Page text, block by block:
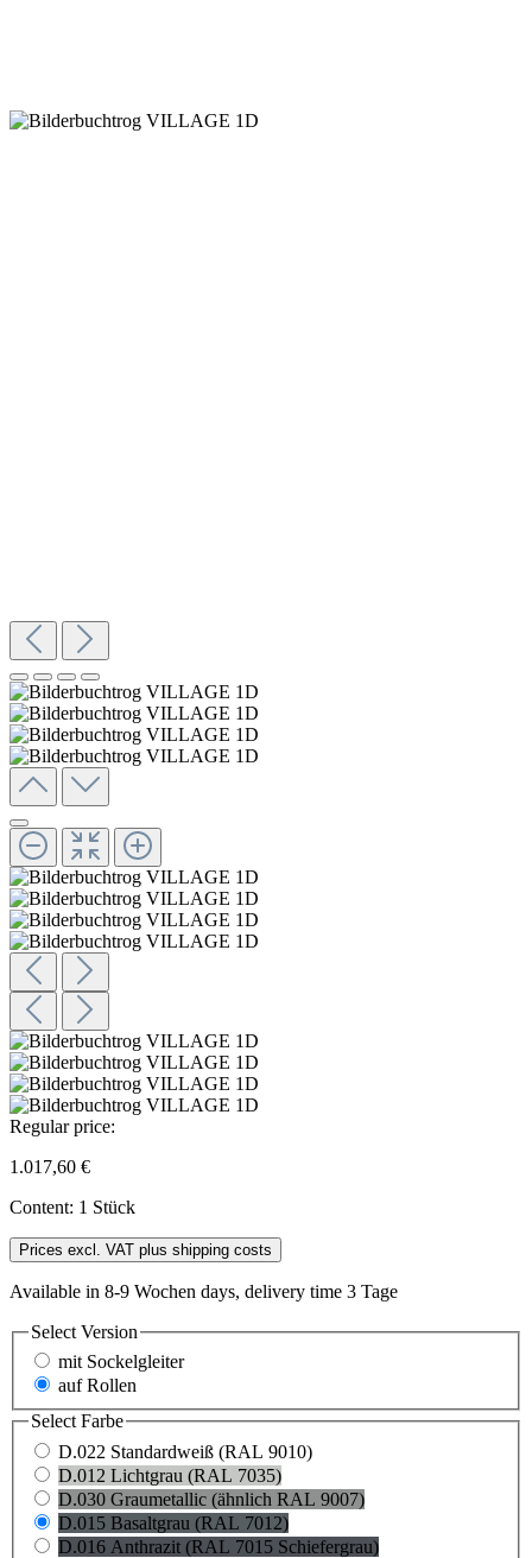
Regular price:
1.017,60 €
Content: 1 Stück
Prices excl. VAT plus shipping costs
Available in 8-9 Wochen days, delivery time 3 Tage
Select Version
mit Sockelgleiter
auf Rollen
SelectFarbe
D.022 Standardweiß (RAL 9010)
D.012 Lichtgrau (RAL 7035)
D.030 Graumetallic (ähnlich RAL 9007)
D.015 Basaltgrau (RAL 7012)
D.016 Anthrazit (RAL 7015 Schiefergrau)